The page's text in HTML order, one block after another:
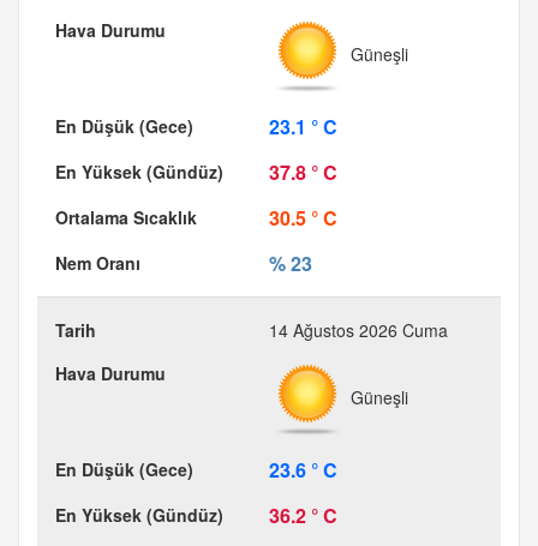
Güneşli
23.1 ° C
37.8 ° C
30.5 ° C
% 23
14 Ağustos 2026 Cuma
Güneşli
23.6 ° C
36.2 ° C